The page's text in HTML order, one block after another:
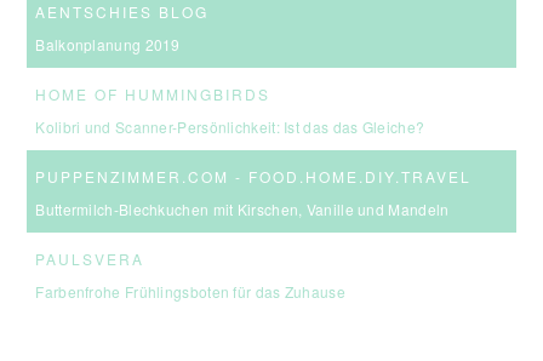
AENTSCHIES BLOG
Balkonplanung 2019
HOME OF HUMMINGBIRDS
Kolibri und Scanner-Persönlichkeit: Ist das das Gleiche?
PUPPENZIMMER.COM - FOOD.HOME.DIY.TRAVEL
Buttermilch-Blechkuchen mit Kirschen, Vanille und Mandeln
PAULSVERA
Farbenfrohe Frühlingsboten für das Zuhause